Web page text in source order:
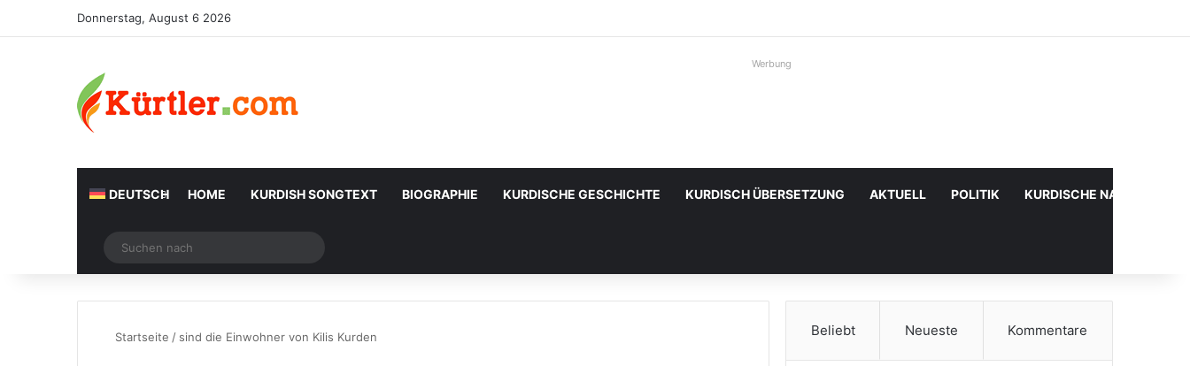
Donnerstag, August 6 2026
Werbung
DEUTSCH HOME KURDISH SONGTEXT BIOGRAPHIE KURDISCHE GESCHICHTE KURDISCH ÜBERSETZUNG AKTUELL POLITIK KURDISCHE
Zufälliger Artikel
nach
Startseite / sind die Einwohner von Kilis Kurden Beliebt Neueste Kommentare